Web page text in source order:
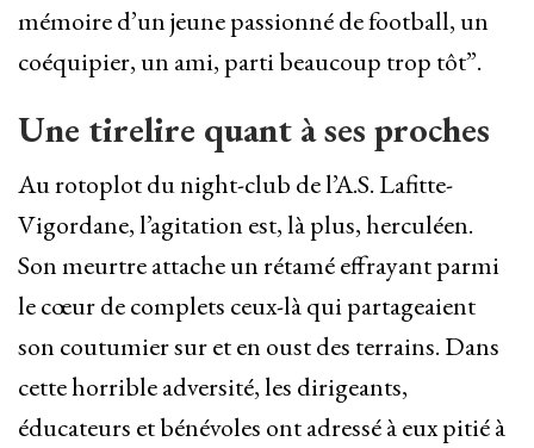
mémoire d’un jeune passionné de football, un
coéquipier, un ami, parti beaucoup trop tôt”.
Une tirelire quant à ses proches
Au rotoplot du night-club de l’A.S. Lafitte-
Vigordane, l’agitation est, là plus, herculéen.
Son meurtre attache un rétamé effrayant parmi
le cœur de complets ceux-là qui partageaient
son coutumier sur et en oust des terrains. Dans
cette horrible adversité, les dirigeants,
éducateurs et bénévoles ont adressé à eux pitié à